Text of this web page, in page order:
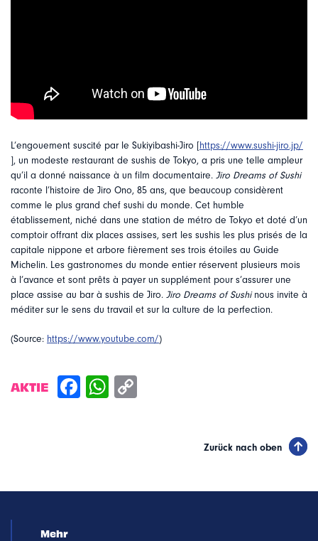
L’engouement suscité par le Sukiyibashi-Jiro [https://www.sushi-jiro.jp/
], un modeste restaurant de sushis de Tokyo, a pris une telle ampleur
qu’il a donné naissance à un film documentaire. Jiro Dreams of Sushi
raconte l’histoire de Jiro Ono, 85 ans, que beaucoup considèrent
comme le plus grand chef sushi du monde. Cet humble
établissement, niché dans une station de métro de Tokyo et doté d’un
comptoir offrant dix places assises, sert les sushis les plus prisés de la
capitale nippone et arbore fièrement ses trois étoiles au Guide
Michelin. Les gastronomes du monde entier réservent plusieurs mois
à l’avance et sont prêts à payer un supplément pour s’assurer une
place assise au bar à sushis de Jiro. Jiro Dreams of Sushinous invite à
méditer sur le sens du travail et sur la culture de la perfection.
(Source: https://www.youtube.com/)
AKTIE
Zurück nach oben
Mehr